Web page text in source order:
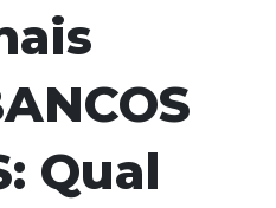
Qual